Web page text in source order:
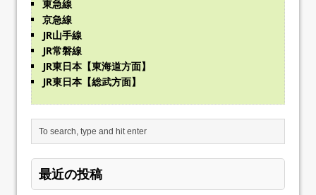
東急線
京急線
JR山手線
JR常磐線
JR東日本【東海道方面】
JR東日本【総武方面】
最近の投稿